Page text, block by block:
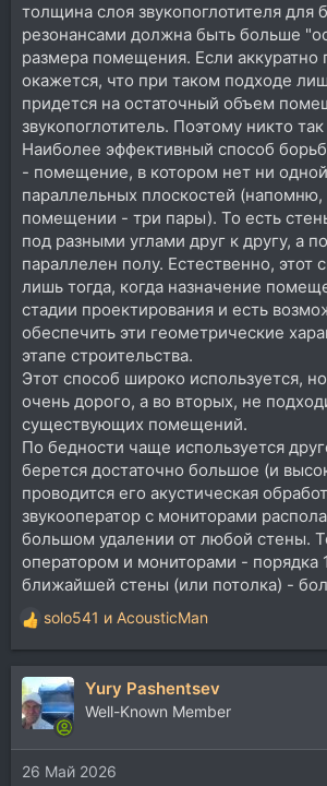
толщина слоя звукопоглотителя для
резонансами должна быть больше
размера помещения. Если аккуратно
окажется, что при таком подходе
придется на остаточный объем
звукопоглотитель. Поэтому никто
Наиболее эффективный способ
- помещение, в котором нет ни
параллельных плоскостей
помещении - три пары). То есть
под разными углами друг к другу, а
параллелен полу. Естественно, этот
лишь тогда, когда назначение
стадии проектирования и есть
обеспечить эти геометрические
этапе строительства.
Этот способ широко используется,
очень дорого, а во вторых, не
существующих помещений.
По бедности чаще используется
берется достаточно большое (и
проводится его акустическая
звукооператор с мониторами
большом удалении от любой стены.
оператором и мониторами - порядка
ближайшей стены (или потолка) -
Р
е
а
к
ц
и
и
:
solo541 и AcousticMan
Yury Pashentsev
Well-Known Member
26 Май 2026